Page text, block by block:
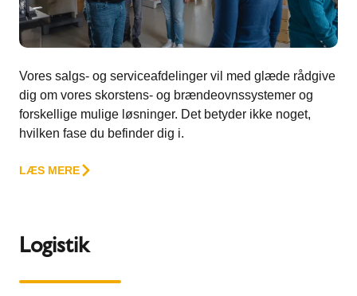
Vores salgs- og serviceafdelinger vil med glæde rådgive
dig om vores skorstens- og brændeovnssystemer og
forskellige mulige løsninger. Det betyder ikke noget,
hvilken fase du befinder dig i.
LÆS MERE
Logistik